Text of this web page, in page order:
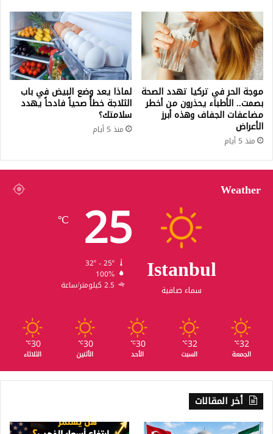
موجة الحر في تركيا تهدد الصحة
بصمت.. الأطباء يحذرون من أخطر
مضاعفات الجفاف وهذه أبرز
الأعراض
منذ 5 أيام
لماذا يعد وضع البيض في باب
الثلاجة خطأً صحياً فادحاً يهدد
سلامتك؟
منذ 5 أيام
Weather
Istanbul
سماء صافية
25
℃
32º - 25º
100%
2.5 كيلومتر/ساعة
32
℃
الجمعة
32
℃
السبت
30
℃
الأحد
30
℃
الأثنين
30
℃
الثلاثاء
أخر المقالات